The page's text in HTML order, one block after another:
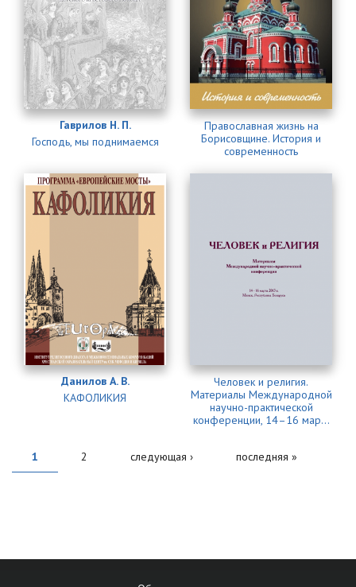
Гаврилов Н. П.
Господь, мы поднимаемся
Православная жизнь на
Борисовщине. История и
современность
Данилов А. В.
КАФОЛИКИЯ
Человек и религия.
Материалы Международной
научно-практической
конференции, 14–16 мар...
1 2 следующая › последняя »